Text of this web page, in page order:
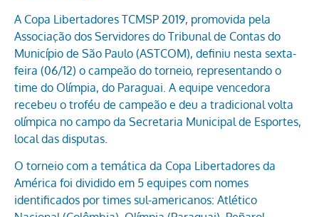
A Copa Libertadores TCMSP 2019, promovida pela
Associação dos Servidores do Tribunal de Contas do
Município de São Paulo (ASTCOM), definiu nesta sexta-
feira (06/12) o campeão do torneio, representando o
time do Olímpia, do Paraguai. A equipe vencedora
recebeu o troféu de campeão e deu a tradicional volta
olímpica no campo da Secretaria Municipal de Esportes,
local das disputas.
O torneio com a temática da Copa Libertadores da
América foi dividido em 5 equipes com nomes
identificados por times sul-americanos: Atlético